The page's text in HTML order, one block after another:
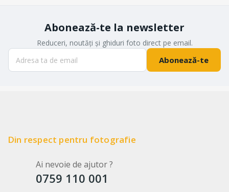
Abonează-te la newsletter
Reduceri, noutăți și ghiduri foto direct pe email.
Abonează-te
Din respect pentru fotografie
Ai nevoie de ajutor ?
0759 110 001